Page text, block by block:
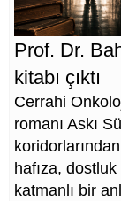
Prof. Dr.
kitabı çıktı
Cerrahi
romanı Askı
hafıza,
katmanlı bir